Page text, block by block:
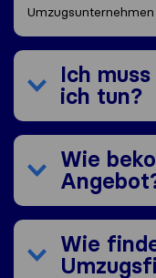
Ich
ich tun?
Wie
Wie